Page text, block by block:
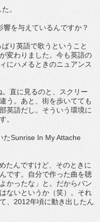
。
を与えているんですか？
り英語で歌うということ
変わりました。今も英語の
にハメるときのニュアンス
直に見るのと、スクリー
う。あと、街を歩いてても
英語だし。そういう環境に
。
たSunrise In My Attache
たんですけど、そのときに
です。自分で作った曲を聴
かったな」と。だからバン
ないというか（笑）。それ
、2012年頃に動き出したん